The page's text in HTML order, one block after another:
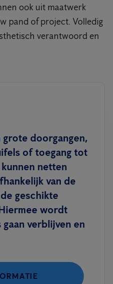
ook uit maatwerk
pand of project. Volledig
verantwoord en
doorgangen,
of toegang tot
netten
van de
geschikte
wordt
verblijven en